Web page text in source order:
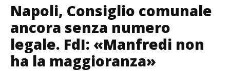
Napoli, Consiglio comunale
ancora senza numero
legale. FdI: «Manfredi non
ha la maggioranza»